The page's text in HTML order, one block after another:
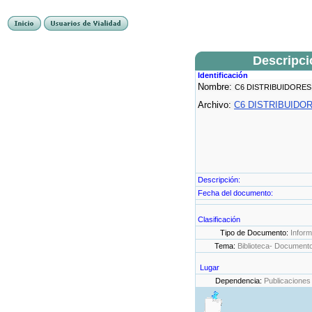
Identificación
Nombre: C6
Archivo: C6
Descripción:
Fecha del documento:
Clasificación
Tipo de Documento:
Tema: Biblioteca-
Lugar
Dependencia: